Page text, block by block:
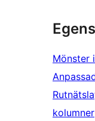
Mönster
kolumner